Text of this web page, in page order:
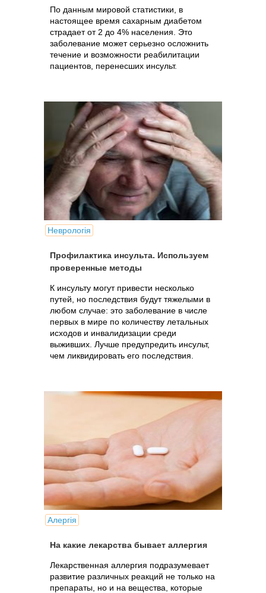
По данным мировой статистики, в
настоящее время сахарным диабетом
страдает от 2 до 4% населения. Это
заболевание может серьезно осложнить
течение и возможности реабилитации
пациентов, перенесших инсульт.
Неврологія
Профилактика инсульта. Используем
проверенные методы
К инсульту могут привести несколько
путей, но последствия будут тяжелыми в
любом случае: это заболевание в числе
первых в мире по количеству летальных
исходов и инвалидизации среди
выживших. Лучше предупредить инсульт,
чем ликвидировать его последствия.
Алергія
На какие лекарства бывает аллергия
Лекарственная аллергия подразумевает
развитие различных реакций не только на
препараты, но и на вещества, которые